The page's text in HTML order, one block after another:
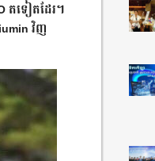
តទៀតដែរ។
វិញ